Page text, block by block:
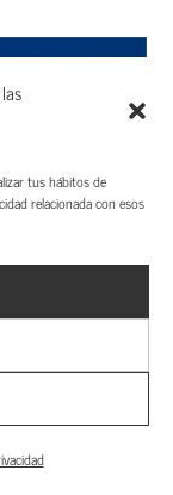
tus hábitos de
relacionada con esos